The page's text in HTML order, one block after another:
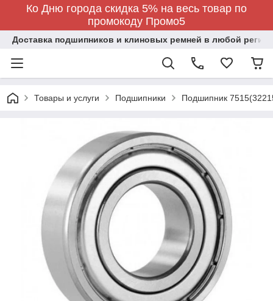
Ко Дню города скидка 5% на весь товар по
промокоду Промо5
Доставка подшипников и клиновых ремней в любой регион
Товары и услуги Подшипники Подшипник